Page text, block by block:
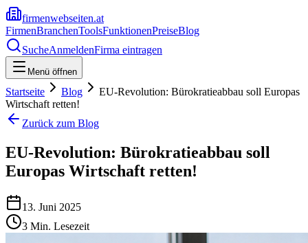
firmenwebseiten.at
FirmenBranchenToolsFunktionenPreiseBlog
SucheAnmeldenFirma eintragen
Menü öffnen
Startseite Blog
EU-Revolution: Bürokratieabbau soll Europas
Wirtschaft retten!
Zurück zum Blog
EU-Revolution: Bürokratieabbau soll
Europas Wirtschaft retten!
13. Juni 2025
3 Min. Lesezeit